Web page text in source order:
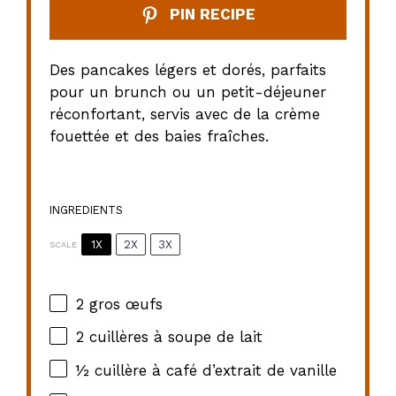
PIN RECIPE
Des pancakes légers et dorés, parfaits
pour un brunch ou un petit-déjeuner
réconfortant, servis avec de la crème
fouettée et des baies fraîches.
INGREDIENTS
SCALE 1X 2X 3X
2 gros œufs
2 cuillères à soupe de lait
½ cuillère à café d’extrait de vanille